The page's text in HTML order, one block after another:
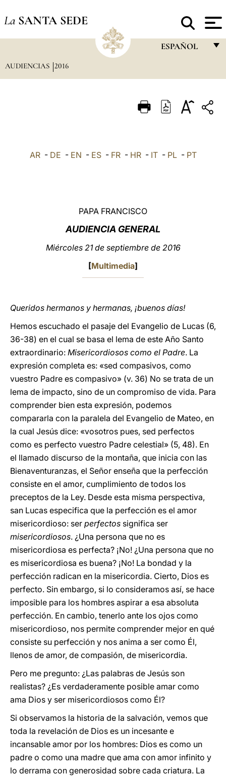
La SANTA SEDE
ESPAÑOL
ITALIANO
LATINE
AUDIENCIAS 2016
AR- DE - EN - ES- FR- HR- IT- PL- PT
PAPA FRANCISCO
AUDIENCIA GENERAL
Miércoles 21 de septiembre de 2016
[Multimedia]
Queridos hermanos y hermanas, ¡buenos días!
Hemos escuchado el pasaje del Evangelio de Lucas (6,
36-38) en el cual se basa el lema de este Año Santo
extraordinario: Misericordiosos como el Padre. La
expresión completa es: «sed compasivos, como
vuestro Padre es compasivo» (v. 36) No se trata de un
lema de impacto, sino de un compromiso de vida. Para
comprender bien esta expresión, podemos
compararla con la paralela del Evangelio de Mateo, en
la cual Jesús dice: «vosotros pues, sed perfectos
como es perfecto vuestro Padre celestial» (5, 48). En
el llamado discurso de la montaña, que inicia con las
Bienaventuranzas, el Señor enseña que la perfección
consiste en el amor, cumplimiento de todos los
preceptos de la Ley. Desde esta misma perspectiva,
san Lucas especifica que la perfección es el amor
misericordioso: ser perfectos significa ser
misericordiosos. ¿Una persona que no es
misericordiosa es perfecta? ¡No! ¿Una persona que no
es misericordiosa es buena? ¡No! La bondad y la
perfección radican en la misericordia. Cierto, Dios es
perfecto. Sin embargo, si lo consideramos así, se hace
imposible para los hombres aspirar a esa absoluta
perfección. En cambio, tenerlo ante los ojos como
misericordioso, nos permite comprender mejor en qué
consiste su perfección y nos anima a ser como Él,
llenos de amor, de compasión, de misericordia.
Pero me pregunto: ¿Las palabras de Jesús son
realistas? ¿Es verdaderamente posible amar como
ama Dios y ser misericordiosos como Él?
Si observamos la historia de la salvación, vemos que
toda la revelación de Dios es un incesante e
incansable amor por los hombres: Dios es como un
padre o como una madre que ama con amor infinito y
lo derrama con generosidad sobre cada criatura. La